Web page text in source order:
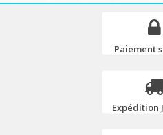
Paiement
Expédition